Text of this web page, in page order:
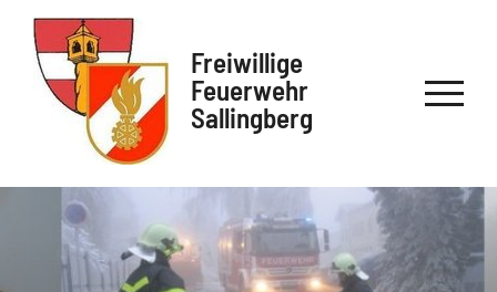
Freiwillige
Feuerwehr
Sallingberg